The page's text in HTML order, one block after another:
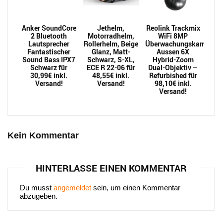
Anker SoundCore
2 Bluetooth
Lautsprecher
Fantastischer
Sound Bass IPX7
Schwarz für
30,99€ inkl.
Versand!
Jethelm,
Motorradhelm,
Rollerhelm, Beige
Glanz, Matt-
Schwarz, S-XL,
ECE R 22-06 für
48,55€ inkl.
Versand!
Reolink Trackmix
WiFi 8MP
Überwachungskamera
Aussen 6X
Hybrid-Zoom
Dual-Objektiv –
Refurbished für
98,10€ inkl.
Versand!
Kein Kommentar
HINTERLASSE EINEN KOMMENTAR
Du musst angemeldet sein, um einen Kommentar
abzugeben.